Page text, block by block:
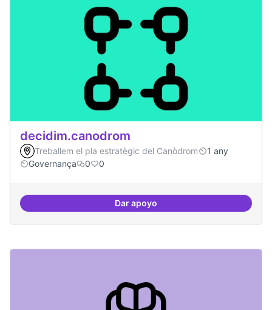
decidim.canodrom
Treballem el pla estratègic del Canòdrom
1 any
Governança
0 0
Dar apoyodecidim.canodrom